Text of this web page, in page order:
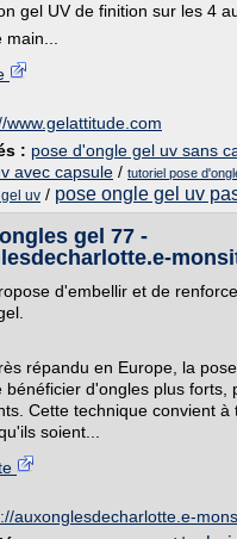
gel UV de finition sur les 4
www.gelattitude.com
: pose d'ongle gel uv sans
avec capsule / tutoriel pose
uv / pose ongle gel uv
gel 77 -
d'embellir et de
répandu en Europe, la
bénéficier d'ongles plus forts,
Cette technique convient à
soient...
auxonglesdecharlotte.e-